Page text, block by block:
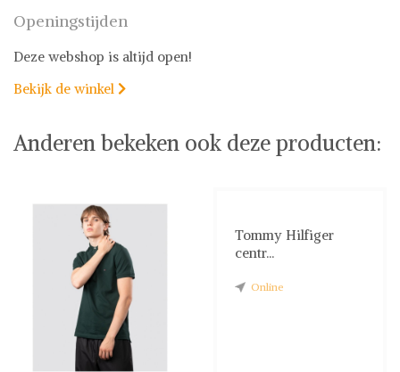
Openingstijden
Deze webshop is altijd open!
Bekijk de winkel 
Anderen bekeken ook deze producten:
Tommy Hilfiger
centr...
Online